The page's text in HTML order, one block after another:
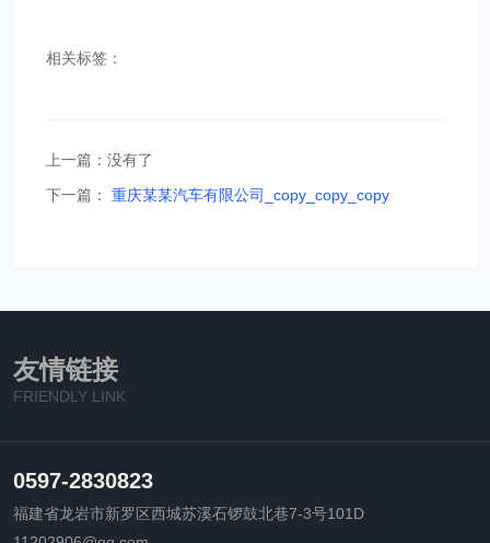
相关标签：
上一篇：没有了
下一篇：
重庆某某汽车有限公司_copy_copy_copy
友情链接
FRIENDLY LINK
0597-2830823
福建省龙岩市新罗区西城苏溪石锣鼓北巷7-3号101D